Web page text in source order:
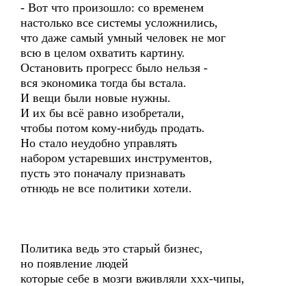
- Вот что произошло: со временем
настолько все системы усложнились,
что даже самый умный человек не мог
всю в целом охватить картину.
Остановить прогресс было нельзя -
вся экономика тогда бы встала.
И вещи были новые нужны.
И их бы всё равно изобретали,
чтобы потом кому-нибудь продать.
Но стало неудобно управлять
набором устаревших инструментов,
пусть это поначалу признавать
отнюдь не все политики хотели.
Политика ведь это старый бизнес,
но появление людей
которые себе в мозги вживляли ххх-чипы,